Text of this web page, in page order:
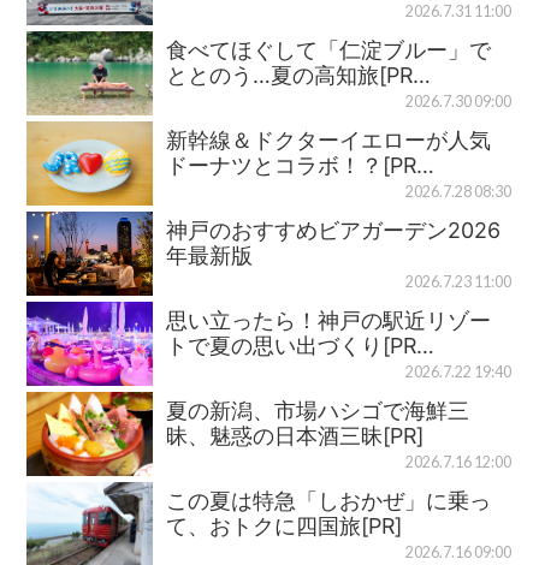
2026.7.31 11:00
食べてほぐして「仁淀ブルー」で
ととのう…夏の高知旅[PR…
2026.7.30 09:00
新幹線＆ドクターイエローが人気
ドーナツとコラボ！？[PR…
2026.7.28 08:30
神戸のおすすめビアガーデン2026
年最新版
2026.7.23 11:00
思い立ったら！神戸の駅近リゾー
トで夏の思い出づくり[PR…
2026.7.22 19:40
夏の新潟、市場ハシゴで海鮮三
昧、魅惑の日本酒三昧[PR]
2026.7.16 12:00
この夏は特急「しおかぜ」に乗っ
て、おトクに四国旅[PR]
2026.7.16 09:00